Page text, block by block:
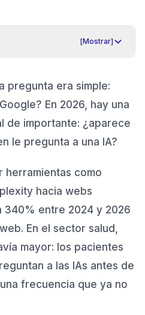
[Mostrar]
en España en 2026
clínicas dentales
DentistOffice completo
en prensa local y webs
que las IAs puedan citar
de entidad en toda tu
pregunta era simple:
En 2026, hay una
de importante: ¿aparece
le pregunta a una IA?
herramientas como
hacia webs
340% entre 2024 y 2026
En el sector salud,
mayor: los pacientes
a las IAs antes de
frecuencia que ya no